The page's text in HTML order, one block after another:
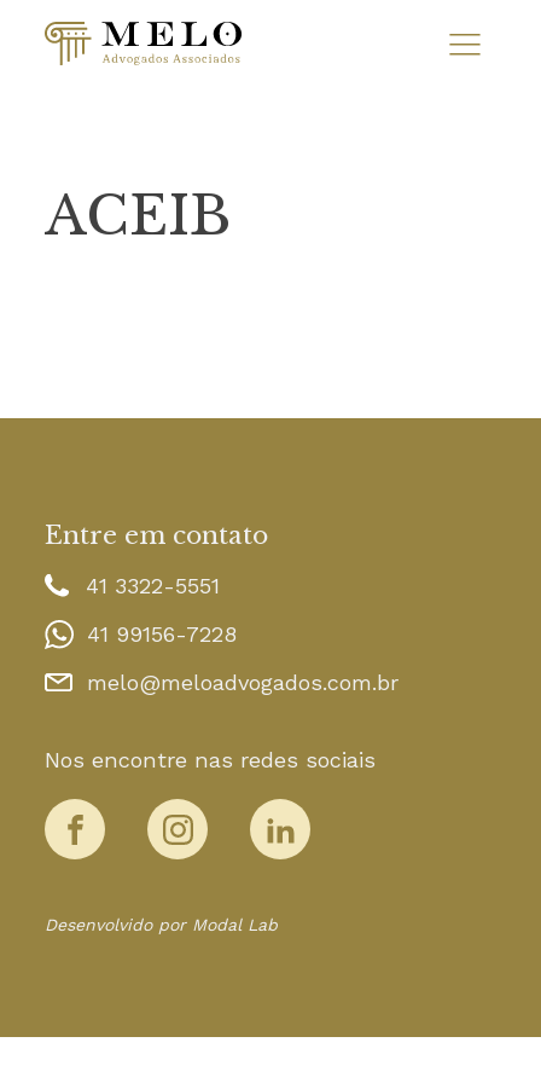
ACEIB
Entre em contato
41 3322-5551
41 99156-7228
melo@meloadvogados.com.br
Nos encontre nas redes sociais
Desenvolvido por Modal Lab